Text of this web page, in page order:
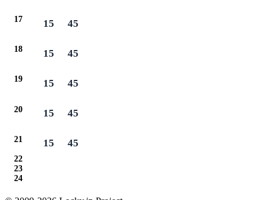
17 15 45
18 15 45
19 15 45
20 15 45
21 15 45
22
23
24